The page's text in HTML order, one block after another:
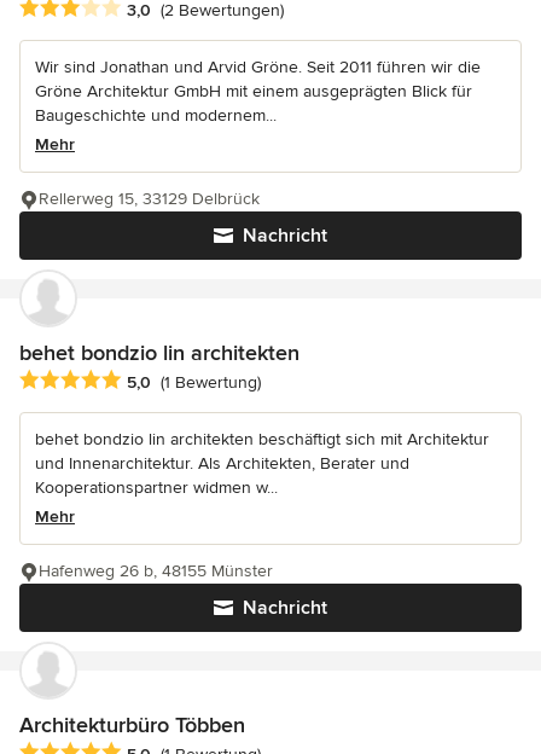
Durchschnittliche Bewertung: 3 von 5 Sternen
3,0 (2 Bewertungen)
Wir sind Jonathan und Arvid Gröne. Seit 2011 führen wir die
Gröne Architektur GmbH mit einem ausgeprägten Blick für
Baugeschichte und modernem...
Mehr
Nachricht
Rellerweg 15, 33129 Delbrück
behet bondzio lin architekten
Durchschnittliche Bewertung: 5 von 5 Sternen
5,0 (1 Bewertung)
behet bondzio lin architekten beschäftigt sich mit Architektur
und Innenarchitektur. Als Architekten, Berater und
Kooperationspartner widmen w...
Mehr
Nachricht
Hafenweg 26 b, 48155 Münster
Architekturbüro Többen